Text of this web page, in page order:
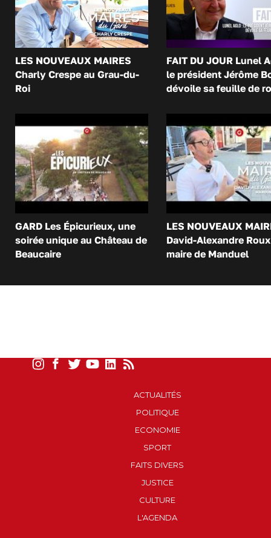
LES NOUVEAUX MAIRES
Charly Crespe au Grau-du-
Roi
FAIT DU JOUR Lunel
le président Jérôme
dévoile sa feuille de
GARD Les Épicurieux, une
soirée unique au Château de
Beaucaire
LES NOUVEAUX
David-Alexandre
maire de Manduel
ACTUALITÉS
POLITIQUE
ECONOMIE
SPORT
FAITS DIVERS
JUSTICE
CULTURE
L'AGENDA